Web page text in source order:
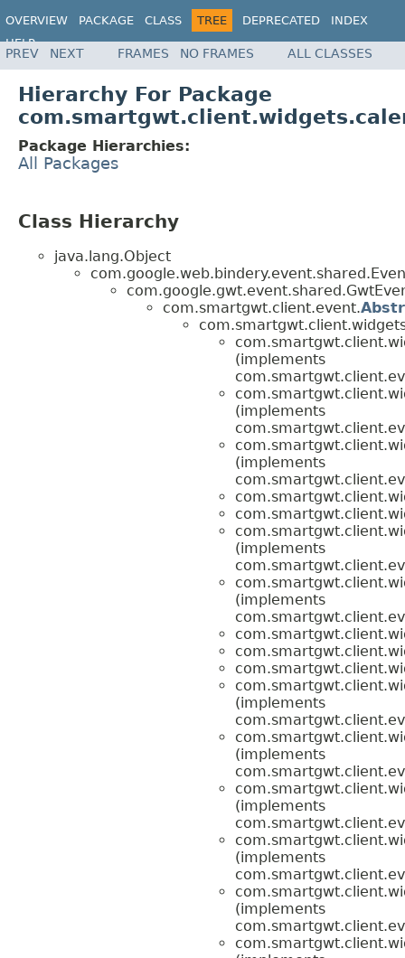
OVERVIEW PACKAGE CLASS TREE DEPRECATED
INDEX
HELP
PREV NEXT FRAMES NO FRAMES ALL CLASSES
Hierarchy For Package
Package Hierarchies:
All Packages
Class Hierarchy
java.lang.Object
com.smartgwt.client.event.
(implements
(implements
(implements
(implements
(implements
(implements
(implements
(implements
(implements
(implements